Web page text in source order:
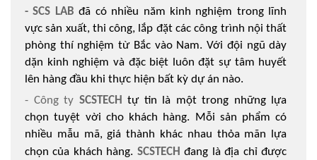
- SCS LAB đã có nhiều năm kinh nghiệm trong lĩnh
vực sản xuất, thi công, lắp đặt các công trình nội thất
phòng thí nghiệm từ Bắc vào Nam. Với đội ngũ dày
dặn kinh nghiệm và đặc biệt luôn đặt sự tâm huyết
lên hàng đầu khi thực hiện bất kỳ dự án nào.
- Công ty SCSTECH tự tin là một trong những lựa
chọn tuyệt vời cho khách hàng. Mỗi sản phẩm có
nhiều mẫu mã, giá thành khác nhau thỏa mãn lựa
chọn của khách hàng. SCSTECHđang là địa chỉ được